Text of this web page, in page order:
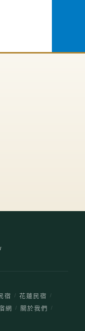
宿 / 花蓮民宿 /
網 / 關於我們 /